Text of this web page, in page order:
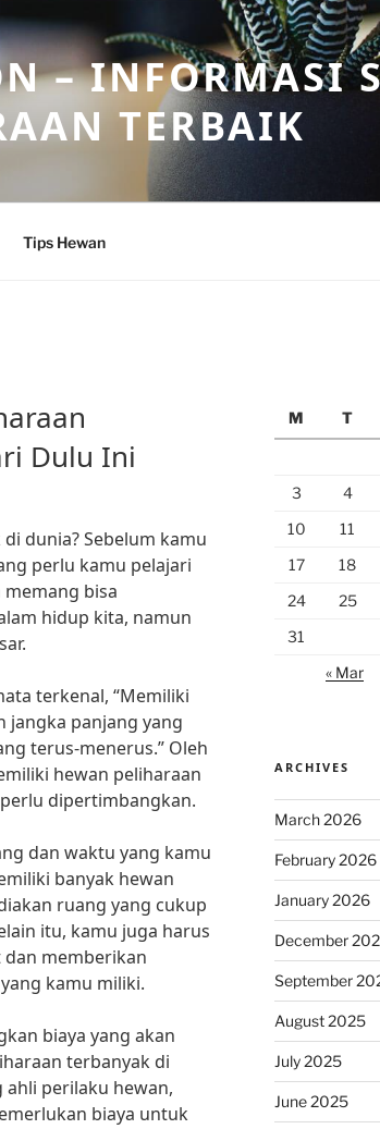
– INFORMASI
TERBAIK
Tips Hewan
Dulu Ini
dunia? Sebelum kamu
perlu kamu pelajari
bisa
hidup kita, namun
terkenal, “Memiliki
jangka panjang yang
terus-menerus.” Oleh
hewan peliharaan
dipertimbangkan.
dan waktu yang kamu
banyak hewan
ruang yang cukup
itu, kamu juga harus
memberikan
kamu miliki.
biaya yang akan
terbanyak di
ahli perilaku hewan,
biaya untuk
M
T
3
4
10
11
17
18
24
25
31
« Mar
ARCHIVES
March 2026
February 2026
January 2026
December
September
August 2025
July 2025
June 2025